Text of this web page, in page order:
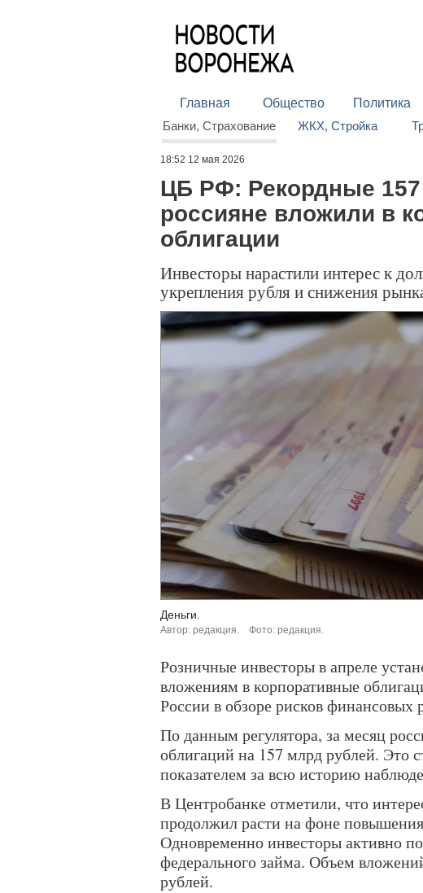
Главная Общество Политика
Банки, Страхование
ЖКХ, Стройка
18:52 12 мая 2026
ЦБ РФ: Рекордные
россияне вложили в
облигации
Инвесторы нарастили интерес к
укрепления рубля и снижения
Деньги.
Автор: редакция. Фото: редакция.
Розничные инвесторы в апреле
вложениям в корпоративные
России в обзоре рисков финансовых
По данным регулятора, за месяц
облигаций на 157 млрд рублей. Это
показателем за всю историю
В Центробанке отметили, что
продолжил расти на фоне
Одновременно инвесторы активно
федерального займа. Объем
рублей.